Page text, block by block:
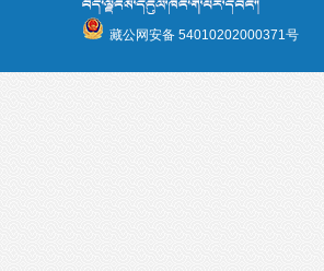
藏公网安备 54010202000371号